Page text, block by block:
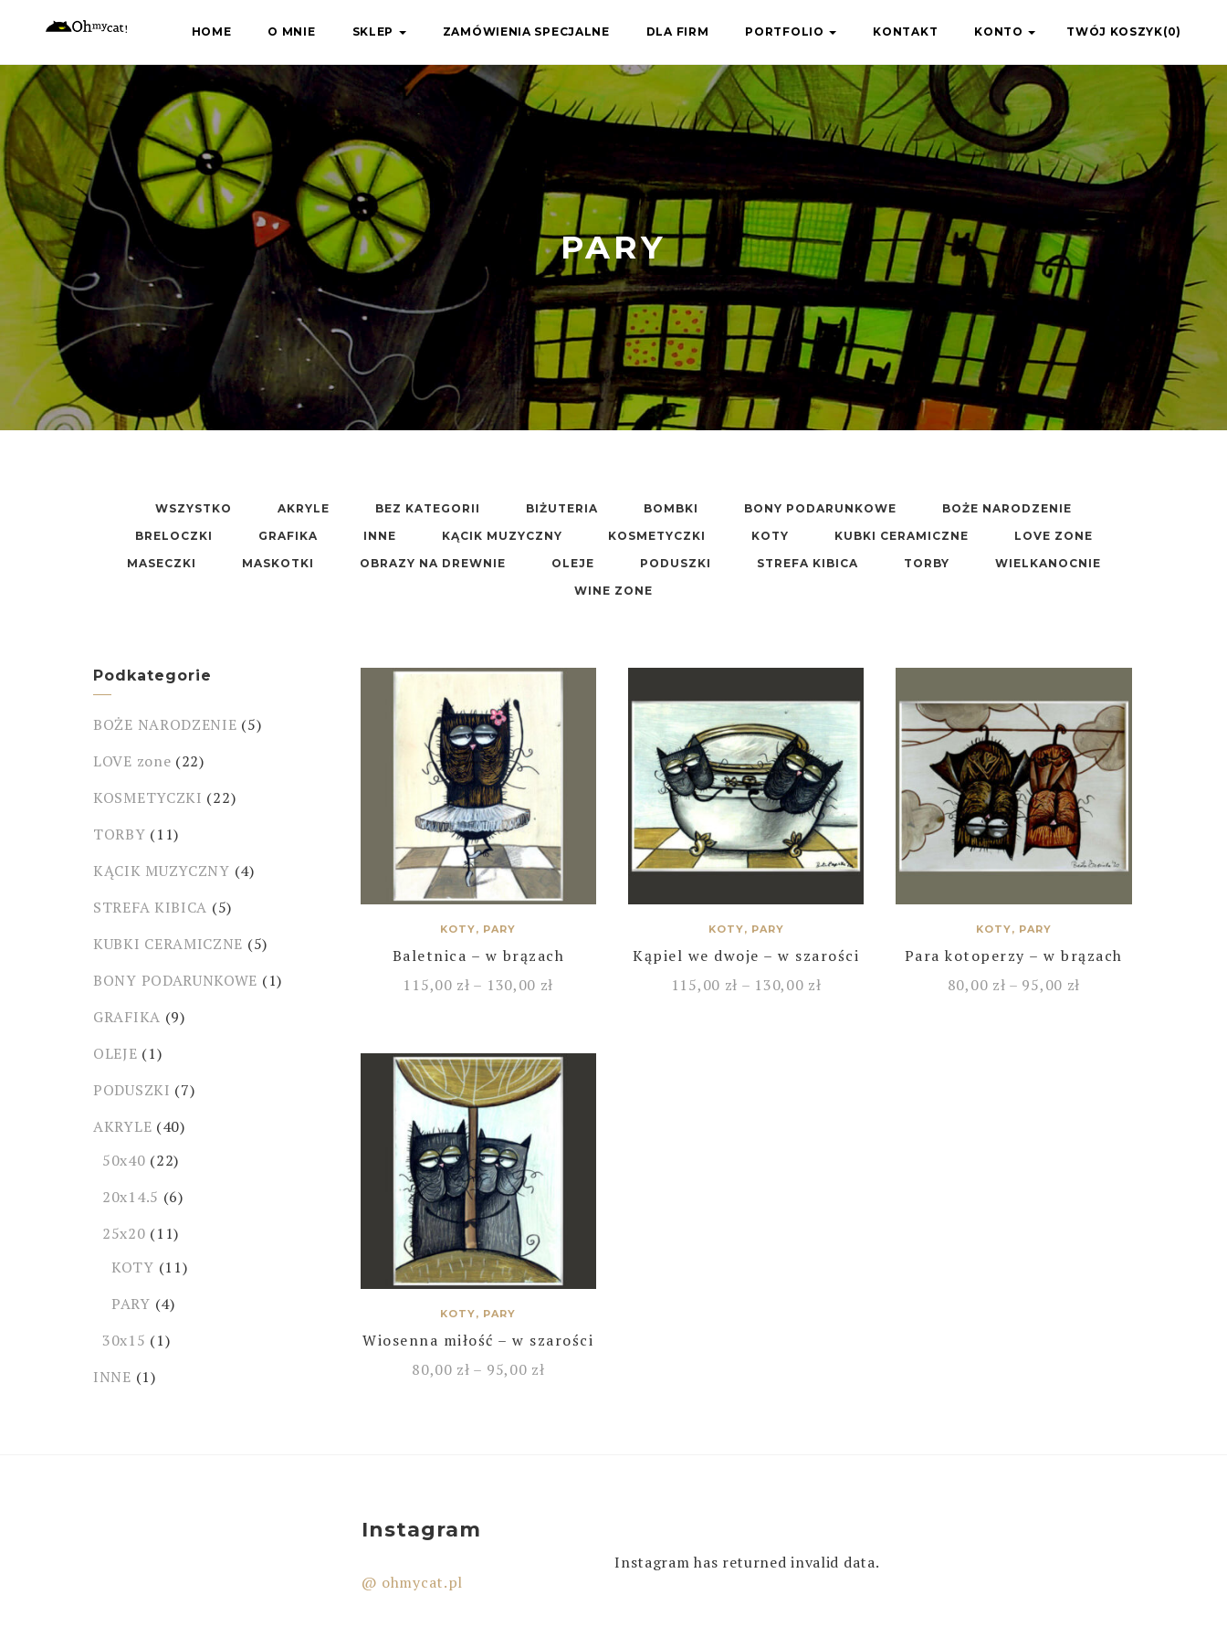
content
HOME O MNIE SKLEP ZAMÓWIENIA SPECJALNE DLA FIRM PORTFOLIO KONTAKT KONTO TWÓJ KOSZYK(0)
PARY
WSZYSTKO AKRYLE BEZ KATEGORII BIŻUTERIA BOMBKI BONY PODARUNKOWE
BOŻE NARODZENIE
BRELOCZKI
GRAFIKA INNE KĄCIK MUZYCZNY KOSMETYCZKI KOTY KUBKI CERAMICZNE
LOVE ZONE
MASECZKI
MASKOTKI OBRAZY NA DREWNIE OLEJE PODUSZKI STREFA KIBICA TORBY
WIELKANOCNIE
WINE ZONE
KOTY, PARY
Baletnica – w brązach
115,00 zł – 130,00 zł
KOTY, PARY
Kąpiel we dwoje – w szarości
115,00 zł – 130,00 zł
KOTY, PARY
Para kotoperzy – w brązach
80,00 zł – 95,00 zł
KOTY, PARY
Wiosenna miłość – w szarości
80,00 zł – 95,00 zł
Podkategorie
BOŻE NARODZENIE (5)
LOVE zone (22)
KOSMETYCZKI (22)
TORBY (11)
KĄCIK MUZYCZNY (4)
STREFA KIBICA (5)
KUBKI CERAMICZNE (5)
BONY PODARUNKOWE (1)
GRAFIKA (9)
OLEJE (1)
PODUSZKI (7)
AKRYLE (40)
50x40 (22)
20x14.5 (6)
25x20 (11)
KOTY (11)
PARY (4)
30x15 (1)
INNE (1)
Instagram
@ ohmycat.pl
Instagram has returned invalid data.